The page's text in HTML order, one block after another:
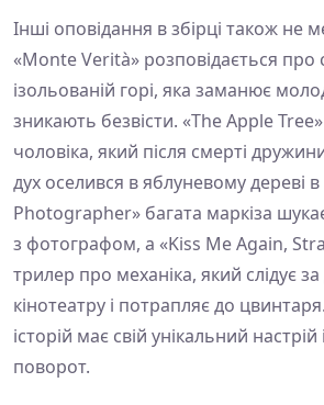
Інші оповідання в збірці також не
«Monte Verità» розповідається про
ізольованій горі, яка заманює
зникають безвісти. «The Apple
чоловіка, який після смерті
дух оселився в яблуневому дереві
Photographer» багата маркіза
з фотографом, а «Kiss Me Again,
трилер про механіка, який слідує
кінотеатру і потрапляє до
історій має свій унікальний
поворот.